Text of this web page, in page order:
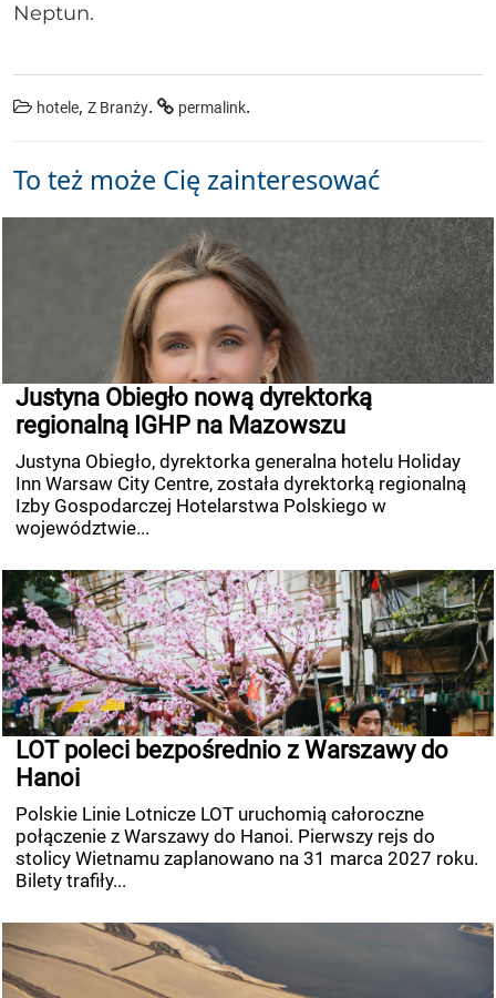
Neptun.
hotele, Z Branży. permalink.
To też może Cię zainteresować
Justyna Obiegło nową dyrektorką
regionalną IGHP na Mazowszu
Justyna Obiegło, dyrektorka generalna hotelu Holiday
Inn Warsaw City Centre, została dyrektorką regionalną
Izby Gospodarczej Hotelarstwa Polskiego w
województwie...
LOT poleci bezpośrednio z Warszawy do
Hanoi
Polskie Linie Lotnicze LOT uruchomią całoroczne
połączenie z Warszawy do Hanoi. Pierwszy rejs do
stolicy Wietnamu zaplanowano na 31 marca 2027 roku.
Bilety trafiły...